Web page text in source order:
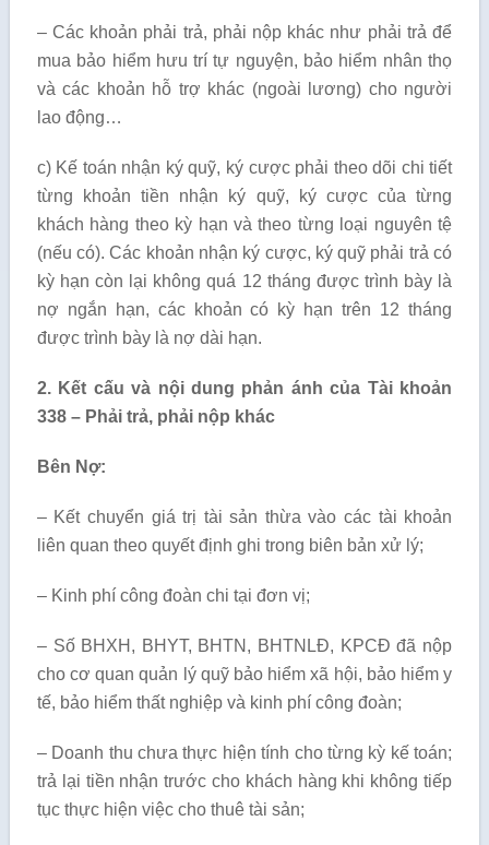
– Các khoản phải trả, phải nộp khác như phải trả để
mua bảo hiểm hưu trí tự nguyện, bảo hiểm nhân thọ
và các khoản hỗ trợ khác (ngoài lương) cho người
lao động…
c) Kế toán nhận ký quỹ, ký cược phải theo dõi chi tiết
từng khoản tiền nhận ký quỹ, ký cược của từng
khách hàng theo kỳ hạn và theo từng loại nguyên tệ
(nếu có). Các khoản nhận ký cược, ký quỹ phải trả có
kỳ hạn còn lại không quá 12 tháng được trình bày là
nợ ngắn hạn, các khoản có kỳ hạn trên 12 tháng
được trình bày là nợ dài hạn.
2. Kết cấu và nội dung phản ánh của Tài khoản
338 – Phải trả, phải nộp khác
Bên Nợ:
– Kết chuyển giá trị tài sản thừa vào các tài khoản
liên quan theo quyết định ghi trong biên bản xử lý;
– Kinh phí công đoàn chi tại đơn vị;
– Số BHXH, BHYT, BHTN, BHTNLĐ, KPCĐ đã nộp
cho cơ quan quản lý quỹ bảo hiểm xã hội, bảo hiểm y
tế, bảo hiểm thất nghiệp và kinh phí công đoàn;
– Doanh thu chưa thực hiện tính cho từng kỳ kế toán;
trả lại tiền nhận trước cho khách hàng khi không tiếp
tục thực hiện việc cho thuê tài sản;